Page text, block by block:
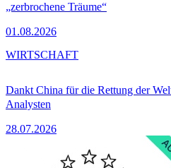
„zerbrochene Träume“
01.08.2026
Dankt China für die Rettung der
Analysten
28.07.2026
WIRTSCHAFT